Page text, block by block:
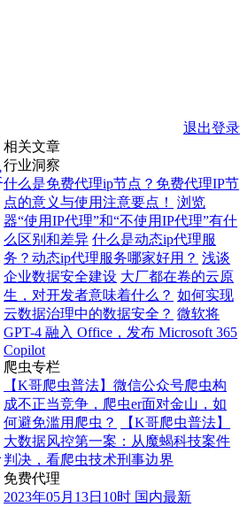
退出登录
相关文章
行业洞察
什么是免费代理ip节点？免费代理IP节
点的意义与使用注意要点！
浏览
器“使用IP代理”和“不使用IP代理”有什
么区别和差异 什么是动态ip代理服
务？动态ip代理服务哪家好用？ 浅谈
企业数据安全建设 大厂都在卷的云原
生，对开发者意味着什么？ 如何实现
云数据治理中的数据安全？ 微软将
GPT-4 融入 Office，发布 Microsoft 365
Copilot
爬虫专栏
【K哥爬虫普法】微信公众号爬虫构
成不正当竞争，爬虫er面对金山，如
何避免滥用爬虫？
【K哥爬虫普法】
大数据风控第一案：从魔蝎科技案件
判决，看爬虫技术刑事边界
免费代理
2023年05月13日10时 国内最新